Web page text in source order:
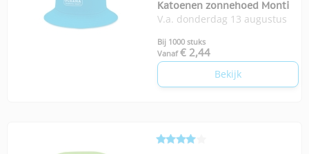
Katoenen zonnehoed Monti
V.a. donderdag 13 augustus
Bij 1000 stuks
Vanaf € 2,44
Bekijk